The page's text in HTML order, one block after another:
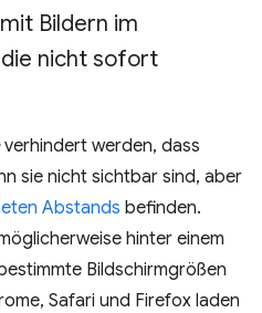
mit Bildern im
die nicht sofort
verhindert werden, dass
sie nicht sichtbar sind, aber
Abstands befinden.
hinter einem
Bildschirmgrößen
Safari und Firefox laden